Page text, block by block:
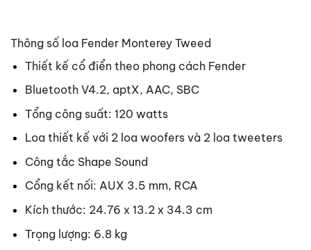
Thông số loa Fender Monterey Tweed
Thiết kế cổ điển theo phong cách Fender
Bluetooth V4.2, aptX, AAC, SBC
Tổng công suất: 120 watts
Loa thiết kế với 2 loa woofers và 2 loa tweeters
Công tắc Shape Sound
Cổng kết nối: AUX 3.5 mm, RCA
Kích thước: 24.76 x 13.2 x 34.3 cm
Trọng lượng: 6.8 kg